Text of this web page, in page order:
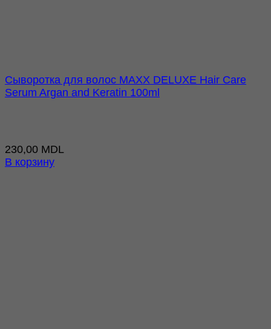
Сыворотка для волос MAXX DELUXE Hair Care
Serum Argan and Keratin 100ml
230,00 MDL
В корзину